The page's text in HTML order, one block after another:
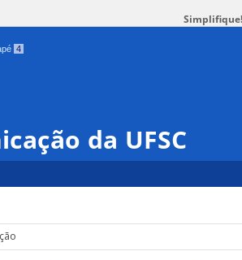
Simplifique!
4
da UFSC